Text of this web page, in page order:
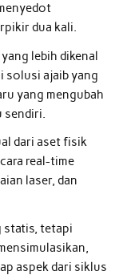
dua kali.
lebih dikenal
solusi ajaib yang
yang mengubah
sendiri.
dari aset fisik
real-time
laser, dan
statis, tetapi
aspek dari siklus